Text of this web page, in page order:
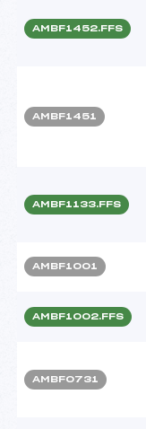
AMBF1452.FFS
AMBF1451
AMBF1133.FFS
AMBF1001
AMBF1002.FFS
AMBF0731